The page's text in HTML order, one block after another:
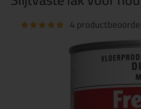
4